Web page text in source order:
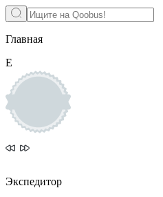
Главная
E
Экспедитор